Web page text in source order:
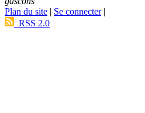
Plan du site | Se connecter|
RSS 2.0